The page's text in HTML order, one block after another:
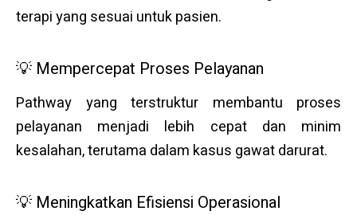
terapi yang sesuai untuk pasien.
💡 Mempercepat Proses Pelayanan
Pathway yang terstruktur membantu proses
pelayanan menjadi lebih cepat dan minim
kesalahan, terutama dalam kasus gawat darurat.
💡 Meningkatkan Efisiensi Operasional